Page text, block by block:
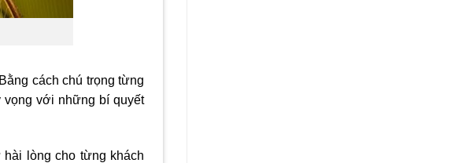
cách chú trọng từng
với những bí quyết
lòng cho từng khách